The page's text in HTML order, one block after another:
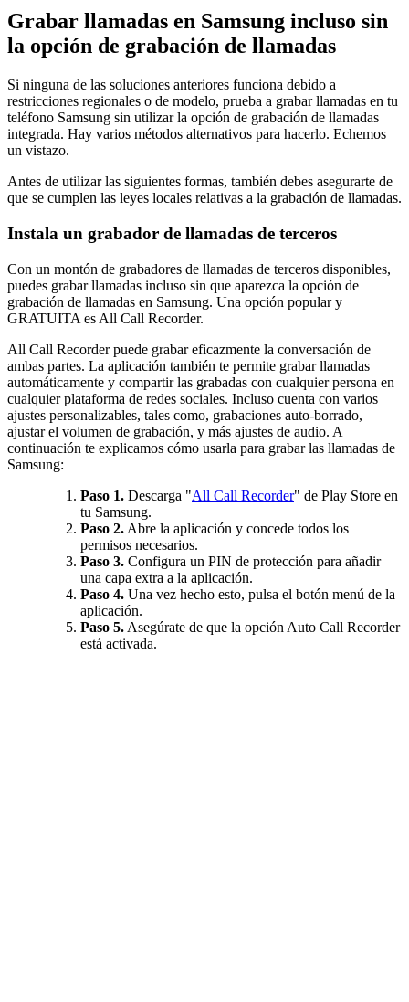
Grabar llamadas en Samsung incluso sin
la opción de grabación de llamadas
Si ninguna de las soluciones anteriores funciona debido a
restricciones regionales o de modelo, prueba a grabar llamadas en tu
teléfono Samsung sin utilizar la opción de grabación de llamadas
integrada. Hay varios métodos alternativos para hacerlo. Echemos
un vistazo.
Antes de utilizar las siguientes formas, también debes asegurarte de
que se cumplen las leyes locales relativas a la grabación de llamadas.
Instala un grabador de llamadas de terceros
Con un montón de grabadores de llamadas de terceros disponibles,
puedes grabar llamadas incluso sin que aparezca la opción de
grabación de llamadas en Samsung. Una opción popular y
GRATUITA es All Call Recorder.
All Call Recorder puede grabar eficazmente la conversación de
ambas partes. La aplicación también te permite grabar llamadas
automáticamente y compartir las grabadas con cualquier persona en
cualquier plataforma de redes sociales. Incluso cuenta con varios
ajustes personalizables, tales como, grabaciones auto-borrado,
ajustar el volumen de grabación, y más ajustes de audio. A
continuación te explicamos cómo usarla para grabar las llamadas de
Samsung:
Paso 1. Descarga "All Call Recorder" de Play Store en
tu Samsung.
Paso 2. Abre la aplicación y concede todos los
permisos necesarios.
Paso 3. Configura un PIN de protección para añadir
una capa extra a la aplicación.
Paso 4. Una vez hecho esto, pulsa el botón menú de la
aplicación.
Paso 5. Asegúrate de que la opción Auto Call Recorder
está activada.